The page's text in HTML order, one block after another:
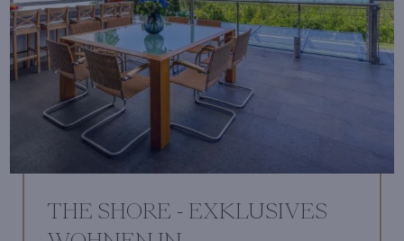
THE SHORE - EXKLUSIVES